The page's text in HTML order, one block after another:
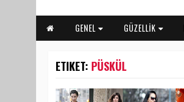
GENEL GÜZELLİK
ETIKET: PÜSKÜL